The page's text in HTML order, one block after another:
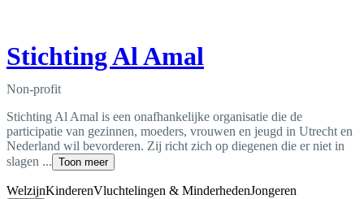
Stichting Al Amal
Non-profit
Stichting Al Amal is een onafhankelijke organisatie die de
participatie van gezinnen, moeders, vrouwen en jeugd in Utrecht en
Nederland wil bevorderen. Zij richt zich op diegenen die er niet in
slagen ... Toon meer
WelzijnKinderenVluchtelingen & MinderhedenJongeren